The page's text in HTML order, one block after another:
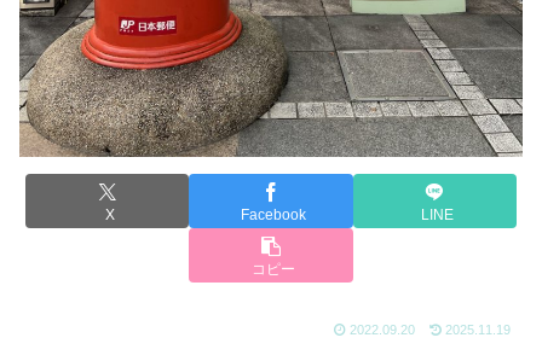
X Facebook LINE
コピー
2022.09.20 2025.11.19